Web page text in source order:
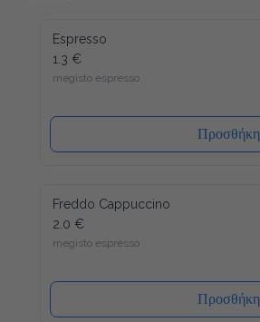
Espresso
1.3 €
megisto espresso
Προσθήκη
Freddo Cappuccino
2.0 €
megisto espresso
Προσθήκη